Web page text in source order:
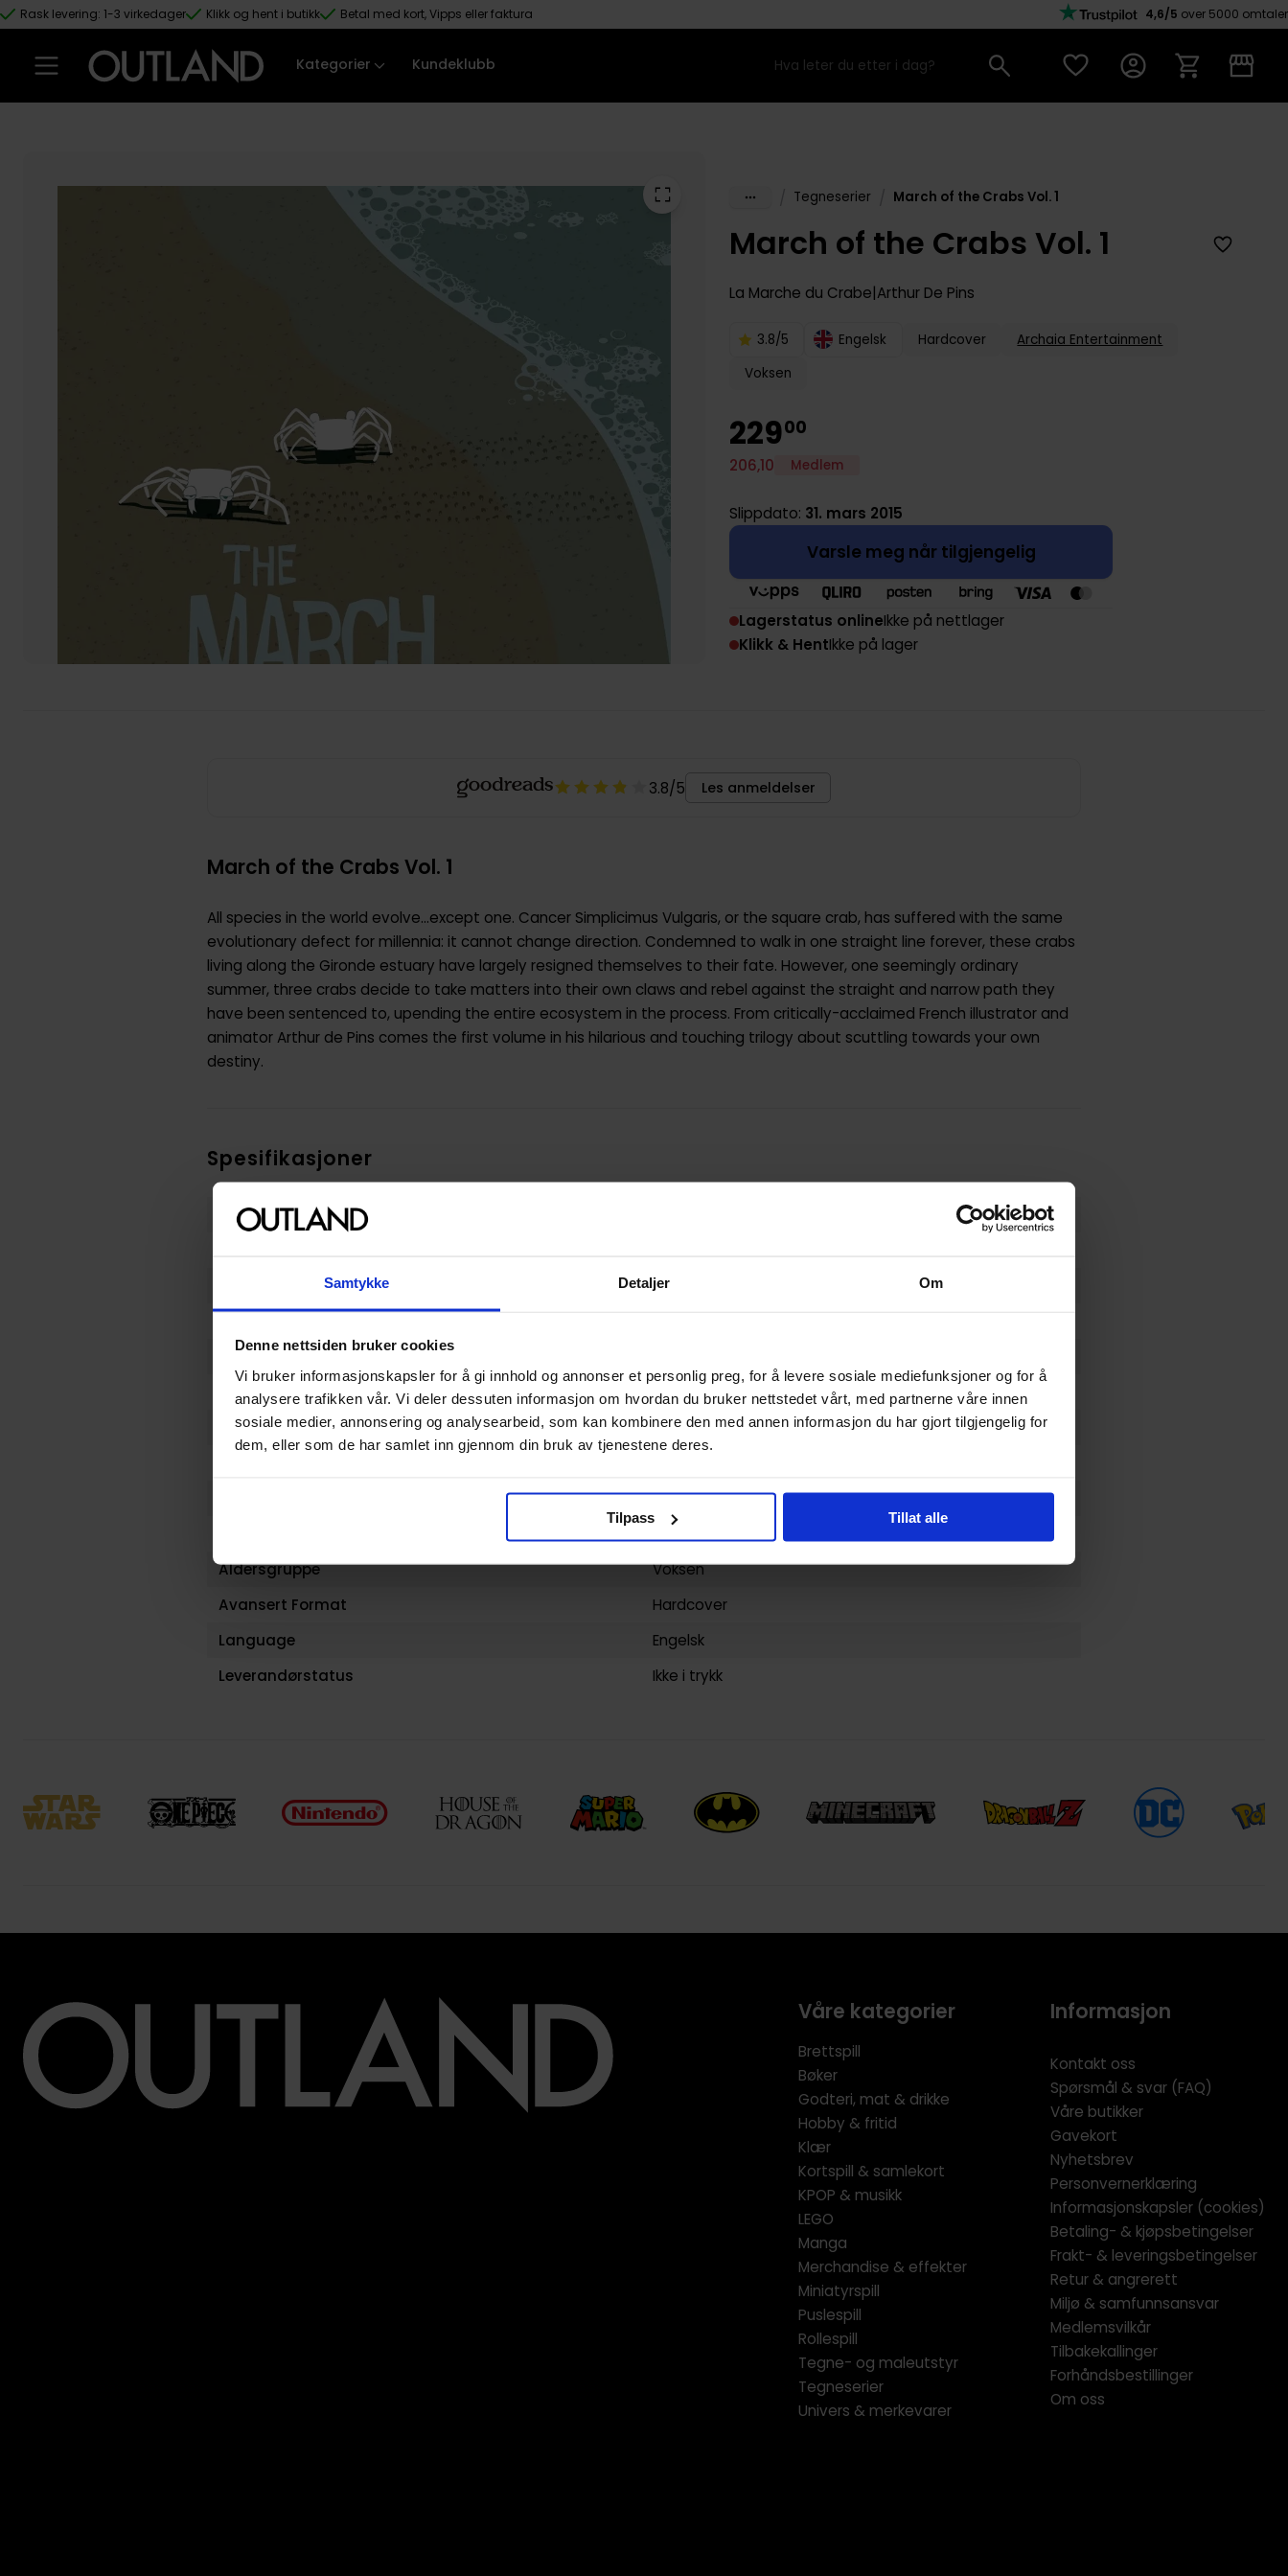
Samtykke Detaljer Om
Denne nettsiden bruker cookies
Vi bruker informasjonskapsler for å gi innhold og annonser et personlig preg, for å levere sosiale mediefunksjoner og for å
analysere trafikken vår. Vi deler dessuten informasjon om hvordan du bruker nettstedet vårt, med partnerne våre innen
sosiale medier, annonsering og analysearbeid, som kan kombinere den med annen informasjon du har gjort tilgjengelig for
dem, eller som de har samlet inn gjennom din bruk av tjenestene deres.
Tilpass Tillat alle
Hopp til hovedinnhold
Rask levering: 1-3 virkedager Klikk og hent i butikk Betal med kort, Vipps eller faktura 4,6/5 over 5000 omtaler
Kategorier Kundeklubb
Tegneserier March of the Crabs Vol. 1
March of the Crabs Vol. 1
La Marche du Crabe Arthur De Pins
3.8/5 Engelsk Hardcover
Archaia Entertainment
Voksen
22900
206,10 Medlem
Slippdato: 31. mars 2015
Varsle meg når tilgjengelig
Lagerstatus onlineIkke på nettlager
Klikk & HentIkke på lager
3.8/5 Les anmeldelser
March of the Crabs Vol. 1
All species in the world evolve...except one. Cancer Simplicimus Vulgaris, or the square crab, has suffered with the same
evolutionary defect for millennia: it cannot change direction. Condemned to walk in one straight line forever, these crabs
living along the Gironde estuary have largely resigned themselves to their fate. However, one seemingly ordinary
summer, three crabs decide to take matters into their own claws and rebel against the straight and narrow path they
have been sentenced to, upending the entire ecosystem in the process. From critically-acclaimed French illustrator and
animator Arthur de Pins comes the first volume in his hilarious and touching trilogy about scuttling towards your own
destiny.
Spesifikasjoner
Varenummer
Opprinnelsesland :
USA
Serie
Forfatter
Arthur De Pins
Antall Sider
112
31.03.2015
Aldersgruppe
Voksen
Avansert Format
Hardcover
Language
Engelsk
Leverandørstatus
Ikke i trykk
Våre kategorier
Brettspill
Bøker
Godteri, mat & drikke
Hobby & fritid
Klær
Kortspill & samlekort
KPOP & musikk
LEGO
Manga
Merchandise & effekter
Miniatyrspill
Puslespill
Rollespill
Tegne- og maleutstyr
Tegneserier
Univers & merkevarer
Informasjon
Kontakt oss
Spørsmål & svar (FAQ)
Våre butikker
Gavekort
Nyhetsbrev
Personvernerklæring
Informasjonskapsler (cookies)
Betaling- & kjøpsbetingelser
Frakt- & leveringsbetingelser
Retur & angrerett
Miljø & samfunnsansvar
Medlemsvilkår
Tilbakekallinger
Forhåndsbestillinger
Om oss